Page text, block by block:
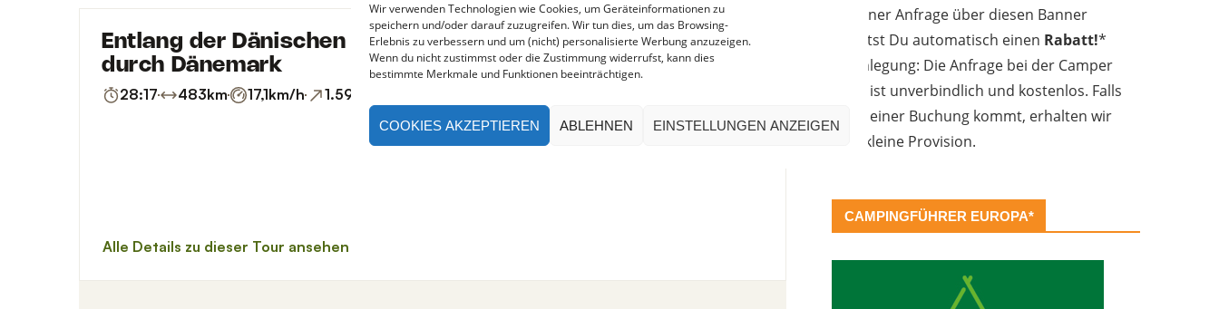
Wir verwenden Technologien wie Cookies, um Geräteinformationen zu
speichern und/oder darauf zuzugreifen. Wir tun dies, um das Browsing-
Erlebnis zu verbessern und um (nicht) personalisierte Werbung anzuzeigen.
Wenn du nicht zustimmst oder die Zustimmung widerrufst, kann dies
bestimmte Merkmale und Funktionen beeinträchtigen.
COOKIES AKZEPTIEREN ABLEHNEN EINSTELLUNGEN ANZEIGEN
Bei einer Anfrage über diesen Banner
erhältst Du automatisch einen Rabatt!*
Offenlegung: Die Anfrage bei der Camper
Oase ist unverbindlich und kostenlos. Falls
es zu einer Buchung kommt, erhalten wir
eine kleine Provision.
CAMPINGFÜHRER EUROPA*